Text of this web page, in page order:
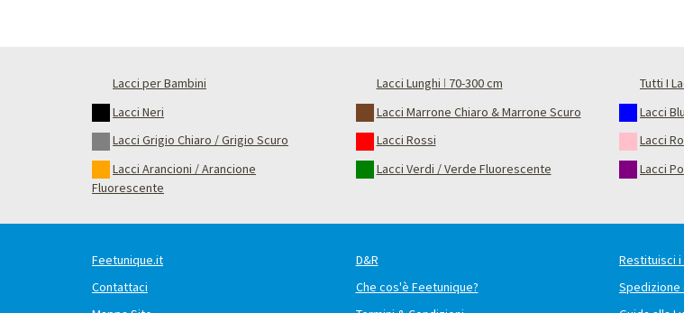
Lacci per Bambini Lacci Lunghi ǀ 70-300 cm Tutti I
Lacci Neri
Lacci Marrone Chiaro & Marrone Scuro Lacci Blu
Lacci Grigio Chiaro / Grigio Scuro
Lacci Rossi Lacci
Lacci Arancioni / Arancione
Fluorescente
Lacci Verdi / Verde Fluorescente Lacci
Feetunique.it
Contattaci
D&R
Restituisci i
Che cos'è Feetunique?
Spedizione